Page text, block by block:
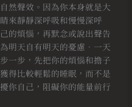
然聲效。因為你本身就是大
來靜靜深呼吸和慢慢深呼
的煩惱，再默念或說出聲告
明天自有明天的憂慮．一天
一步，先把你的煩惱和擔子
得比較輕鬆的睡眠，而不是
你自己，阻礙你的能量前行